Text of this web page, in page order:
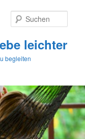
leichter
begleiten